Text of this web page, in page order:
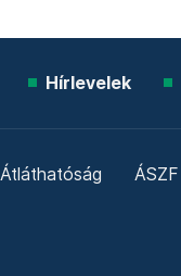
Hírlevelek
Átláthatóság ÁSZF